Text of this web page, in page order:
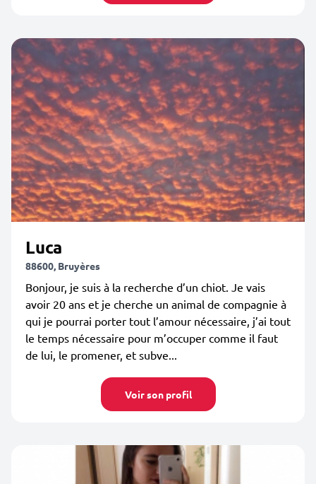
Luca
88600, Bruyères
Bonjour, je suis à la recherche d’un chiot. Je vais
avoir 20 ans et je cherche un animal de compagnie à
qui je pourrai porter tout l’amour nécessaire, j’ai tout
le temps nécessaire pour m’occuper comme il faut
de lui, le promener, et subve...
Voir son profil